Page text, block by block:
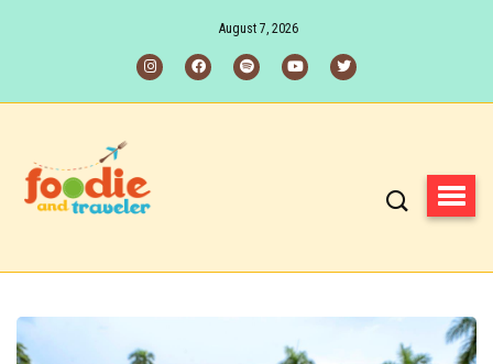
August 7, 2026